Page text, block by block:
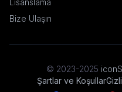
Lisanslama
Bize Ulaşın
© 2023-2025
Şartlar ve Koşullar